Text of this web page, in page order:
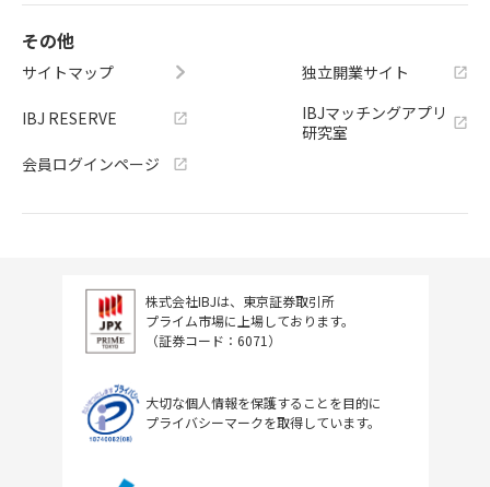
035 東京都
036 東京都
宮城県
暮らし舎つきひ　三津谷洋
東京都
ゆう　マトリモーニオ　森竹裕司
その他
サイトマップ
IBJ RESERVE
会員ログインページ
独立開業サイト
IBJマッチングアプリ
研究室
株式会社IBJは、東京証券取引所
プライム市場に上場しております。
（証券コード：6071）
大切な個人情報を保護することを目的に
プライバシーマークを取得しています。